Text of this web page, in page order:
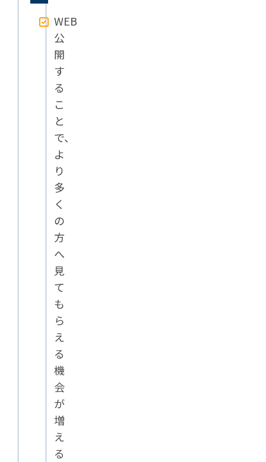
WEB
公
開
す
る
こ
と
で、
よ
り
多
く
の
方
へ
見
て
も
ら
え
る
機
会
が
増
え
る